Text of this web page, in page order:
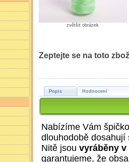
zvětšit obrázek
Zeptejte se na toto
Popis Hodnocení
Nabízíme Vám
dlouhodobě dosahují
Nitě jsouvyráběny v
garantujeme, že